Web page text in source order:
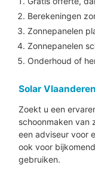
Berekeningen
Zonnepanelen
Zonnepanelen
Onderhoud of
Solar
Zoekt u een
schoonmaken van
een adviseur voor
ook voor
gebruiken.